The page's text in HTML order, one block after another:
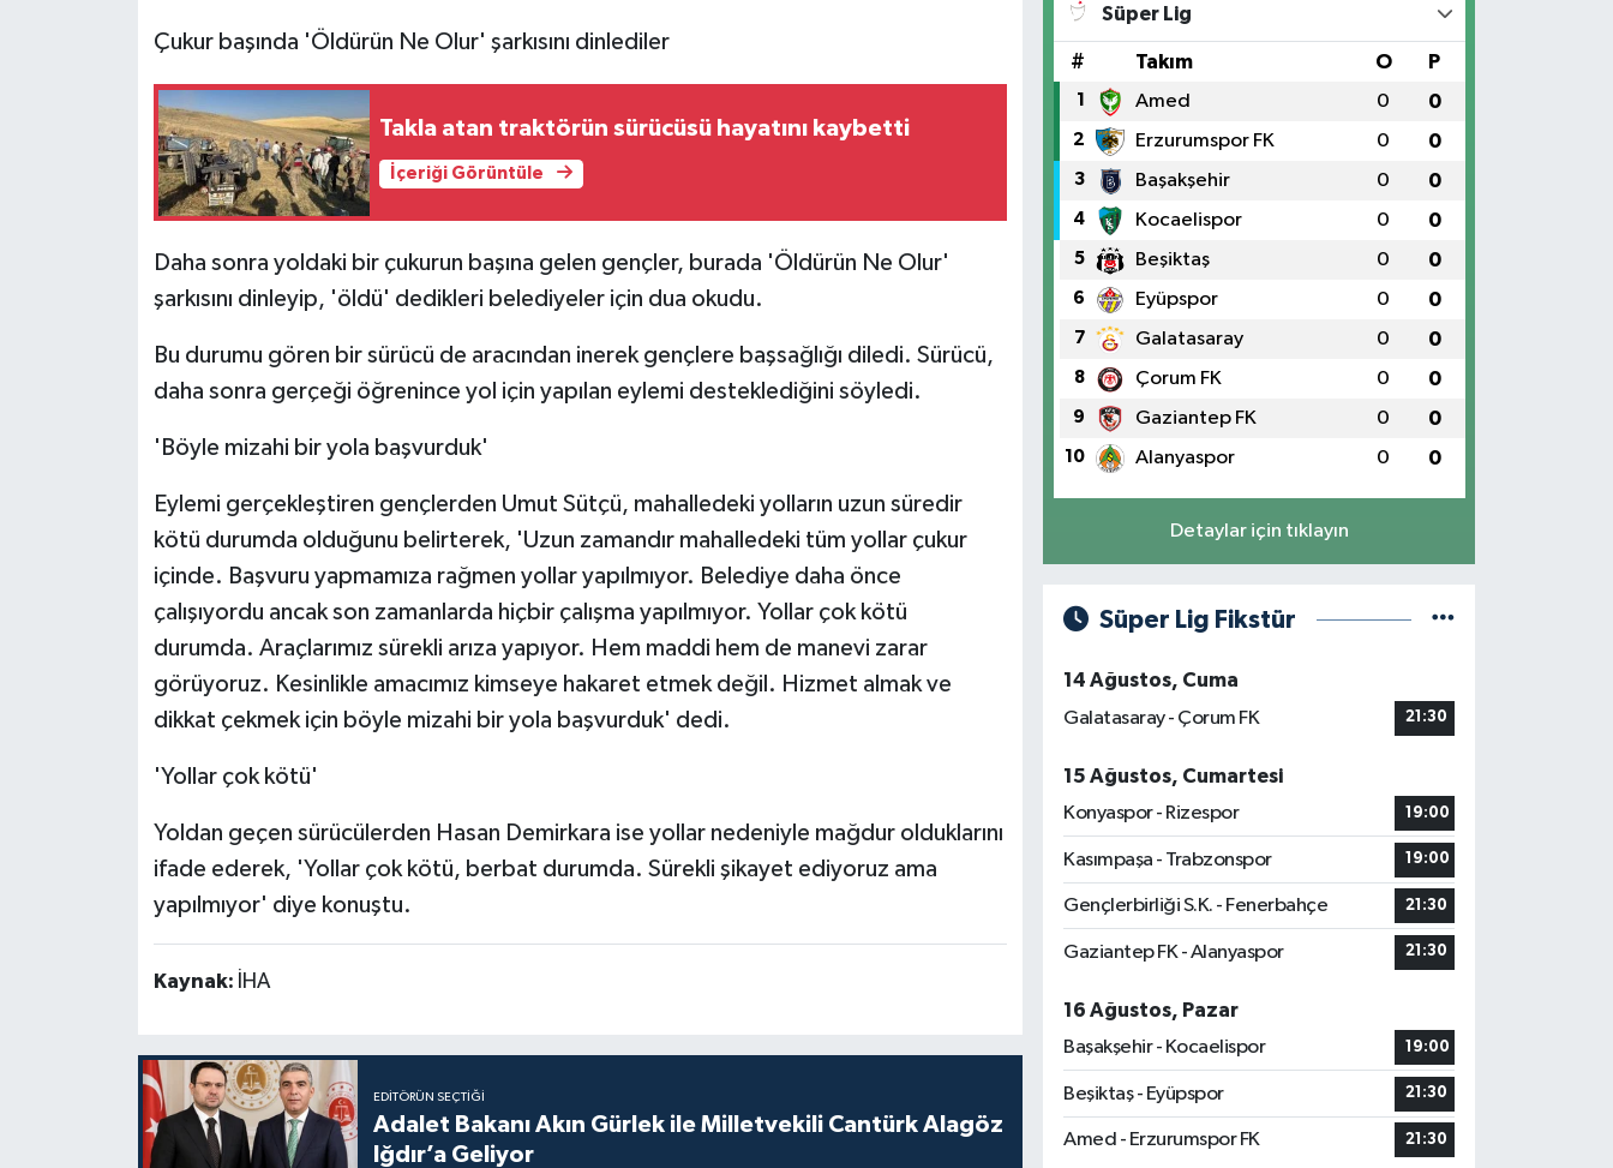
Çukur başında 'Öldürün Ne Olur' şarkısını dinlediler
Takla atan traktörün sürücüsü hayatını kaybetti
İçeriği Görüntüle
Daha sonra yoldaki bir çukurun başına gelen gençler, burada 'Öldürün Ne Olur'
şarkısını dinleyip, 'öldü' dedikleri belediyeler için dua okudu.
Bu durumu gören bir sürücü de aracından inerek gençlere başsağlığı diledi. Sürücü,
daha sonra gerçeği öğrenince yol için yapılan eylemi desteklediğini söyledi.
'Böyle mizahi bir yola başvurduk'
Eylemi gerçekleştiren gençlerden Umut Sütçü, mahalledeki yolların uzun süredir
kötü durumda olduğunu belirterek, 'Uzun zamandır mahalledeki tüm yollar çukur
içinde. Başvuru yapmamıza rağmen yollar yapılmıyor. Belediye daha önce
çalışıyordu ancak son zamanlarda hiçbir çalışma yapılmıyor. Yollar çok kötü
durumda. Araçlarımız sürekli arıza yapıyor. Hem maddi hem de manevi zarar
görüyoruz. Kesinlikle amacımız kimseye hakaret etmek değil. Hizmet almak ve
dikkat çekmek için böyle mizahi bir yola başvurduk' dedi.
'Yollar çok kötü'
Yoldan geçen sürücülerden Hasan Demirkara ise yollar nedeniyle mağdur olduklarını
ifade ederek, 'Yollar çok kötü, berbat durumda. Sürekli şikayet ediyoruz ama
yapılmıyor' diye konuştu.
Kaynak: İHA
EDITÖRÜN SEÇTIĞI
Adalet Bakanı Akın Gürlek ile Milletvekili Cantürk Alagöz
Iğdır’a Geliyor
Süper Lig
# Takım O P
1 Amed 0 0
2 Erzurumspor FK 0 0
3 Başakşehir 0 0
4 Kocaelispor 0 0
5 Beşiktaş 0 0
6 Eyüpspor 0 0
7 Galatasaray 0 0
8 Çorum FK 0 0
9 Gaziantep FK 0 0
10 Alanyaspor 0 0
Detaylar için tıklayın
Süper Lig Fikstür
14 Ağustos, Cuma
Galatasaray - Çorum FK
21:30
15 Ağustos, Cumartesi
Konyaspor - Rizespor
19:00
Kasımpaşa - Trabzonspor 19:00
Gençlerbirliği S.K. - Fenerbahçe 21:30
Gaziantep FK - Alanyaspor 21:30
16 Ağustos, Pazar
Başakşehir - Kocaelispor
19:00
Beşiktaş - Eyüpspor 21:30
Amed - Erzurumspor FK 21:30